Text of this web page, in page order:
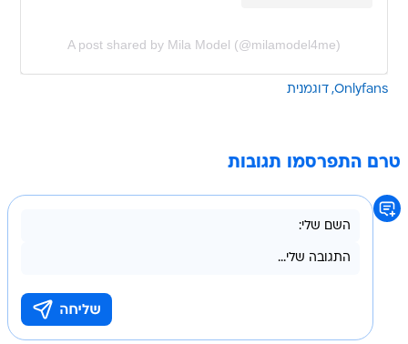
A post shared by Mila Model (@milamodel4me)
Onlyfans דוגמנית
טרם התפרסמו תגובות